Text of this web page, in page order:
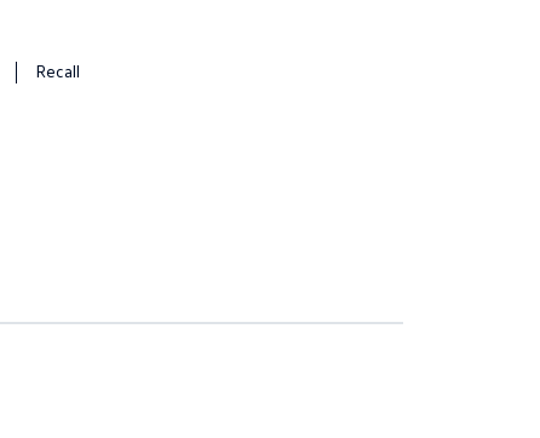
Recall